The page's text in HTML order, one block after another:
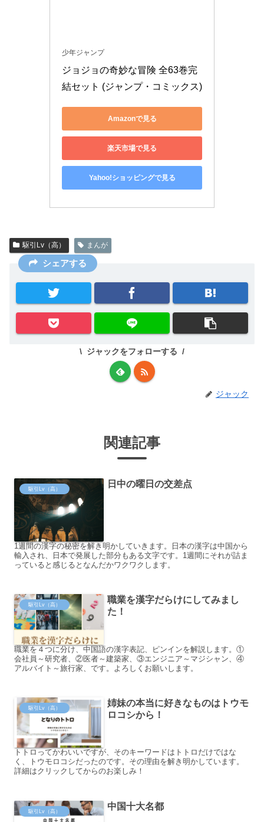
少年ジャンプ
ジョジョの奇妙な冒険 全63巻完
結セット (ジャンプ・コミックス)
Amazonで見る
楽天市場で見る
Yahoo!ショッピングで見る
駆引Lv（高） まんが
シェアする
ジャックをフォローする
ジャック
関連記事
駆引Lv（高） 日中の曜日の交差点
1週間の漢字の秘密を解き明かしていきます。日本の漢字は中国から
輸入され、日本で発展した部分もある文字です。1週間にそれが詰ま
っていると感じるとなんだかワクワクします。
駆引Lv（高）
職業を漢字だらけにしてみまし
た！
職業を４つに分け、中国語の漢字表記、ピンインを解説します。①
会社員～研究者、②医者～建築家、③エンジニア～マジシャン、④
アルバイト～旅行家、です。よろしくお願いします。
駆引Lv（高）
姉妹の本当に好きなものはトウモ
ロコシから！
トトロってかわいいですが、そのキーワードはトトロだけではな
く、トウモロコシだったのです。その理由を解き明かしています。
詳細はクリックしてからのお楽しみ！
駆引Lv（高） 中国十大名都